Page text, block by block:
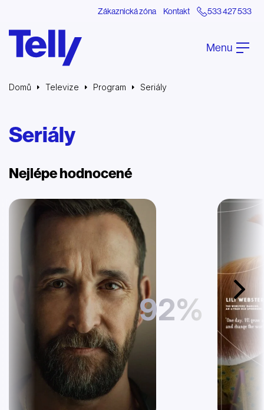
Zákaznická zóna Kontakt 533 427 533
Menu
Domů Televize Program Seriály
Seriály
Nejlépe hodnocené
Další
92%